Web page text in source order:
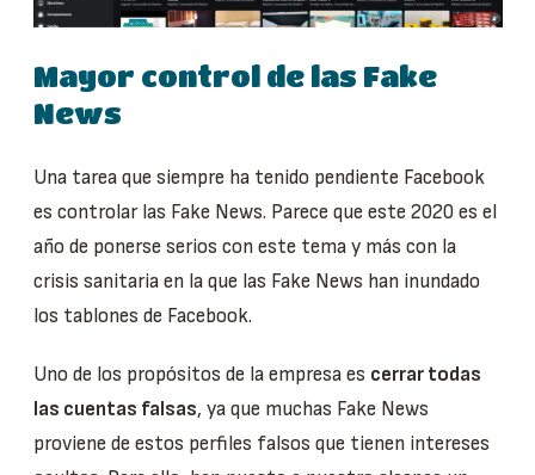
Mayor control de las Fake
News
Una tarea que siempre ha tenido pendiente Facebook
es controlar las Fake News. Parece que este 2020 es el
año de ponerse serios con este tema y más con la
crisis sanitaria en la que las Fake News han inundado
los tablones de Facebook.
Uno de los propósitos de la empresa es cerrar todas
las cuentas falsas, ya que muchas Fake News
proviene de estos perfiles falsos que tienen intereses